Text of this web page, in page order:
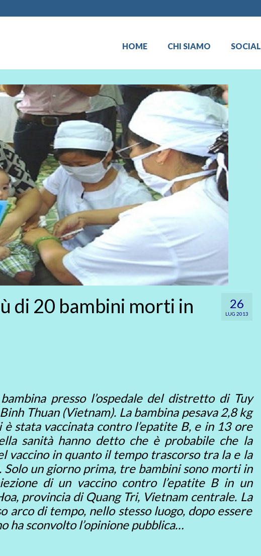
HOME CHI SIAMO SOCIAL
26
LUG 2013
di 20 bambini morti in
presso l’ospedale del distretto di Tuy
Thuan (Vietnam). La bambina pesava 2,8 kg
stata vaccinata contro l’epatite B, e in 13 ore
sanità hanno detto che è probabile che la
vaccino in quanto il tempo trascorso tra la e la
un giorno prima, tre bambini sono morti in
di un vaccino contro l’epatite B in un
provincia di Quang Tri, Vietnam centrale. La
arco di tempo, nello stesso luogo, dopo essere
ha sconvolto l’opinione pubblica…